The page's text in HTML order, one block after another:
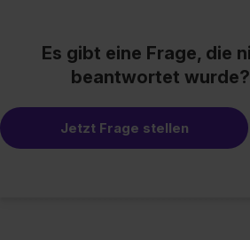
Einstellungen“ widerrufen. Weitere
einzelnen Cookies findest du durch
Es gibt eine Frage, die
beantwortet wurde?
Jetzt Frage stellen